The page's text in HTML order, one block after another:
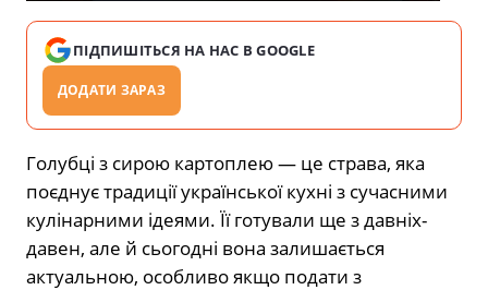
ПІДПИШІТЬСЯ НА НАС В GOOGLE
ДОДАТИ ЗАРАЗ
Голубці з сирою картоплею — це страва, яка
поєднує традиції української кухні з сучасними
кулінарними ідеями. Її готували ще з давніх-
давен, але й сьогодні вона залишається
актуальною, особливо якщо подати з